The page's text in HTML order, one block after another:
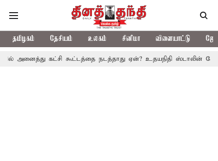
தமிழகம் தேசியம் உலகம் சினிமா விளையாட்டு
கட்சி கூட்டத்தை நடத்தாது ஏன்? உதயநிதி ஸ்டாலின் கேள்வி